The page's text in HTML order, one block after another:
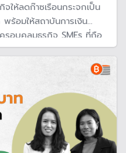
ให้ลดก๊าซเรือนกระจกเป็น
ร้อมให้สถาบันการเงิน
อบคลุมธุรกิจ SMEs ที่ถือ